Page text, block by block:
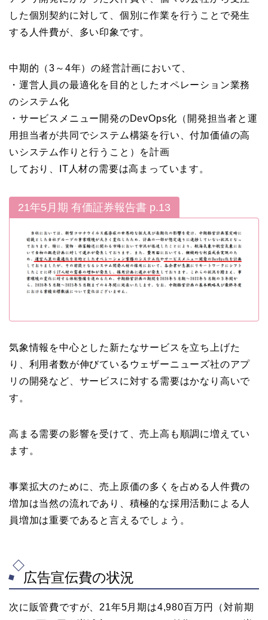
した個別契約に対して、個別に作業を行うことで発生
する人件費が、多い印象です。
中期的（3～4年）の経営計画において、
・運営人員の最適化を目的としたオペレーション業務
のシステム化
・サービスメニュー開発のDevOps化（開発担当者と運
用担当者が共同でシステム構築を行い、付加価値の高
いシステム作りと行うこと）を計画
しており、IT人材の需要は高まっています。
21年5月期 有価証券報告書 p.13
気象情報を中心とした新たなサービスを立ち上げた
り、利用者数が伸びているウェザーニューズ社のアプ
リの開発など、サービスに対する需要はかなり高いで
す。
高まる需要の影響を受けて、売上高も順調に増えてい
ます。
事業拡大のために、売上原価の多くを占める人件費の
増加は当然の流れであり、積極的な採用活動による人
員増加は重要であると言えるでしょう。
広告宣伝費の状況
次に販管費ですが、21年5月期は4,980百万円（対前期